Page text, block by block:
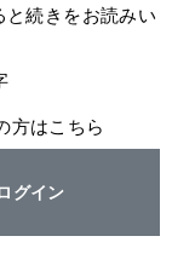
続きをお読みい
方はこちら
グイン